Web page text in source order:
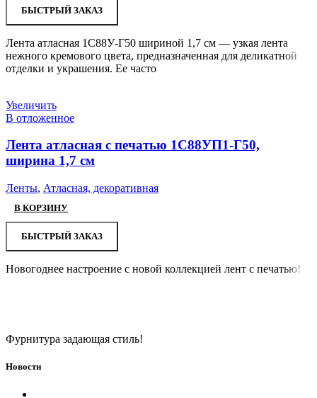
БЫСТРЫЙ ЗАКАЗ
Лента атласная 1С88У-Г50 шириной 1,7 см — узкая лента
нежного кремового цвета, предназначенная для деликатной
отделки и украшения. Ее часто
Увеличить
В отложенное
Лента атласная с печатью 1С88УП1-Г50,
ширина 1,7 см
Ленты, Атласная, декоративная
В КОРЗИНУ
БЫСТРЫЙ ЗАКАЗ
Новогоднее настроение с новой коллекцией лент с печатью!
Фурнитура задающая стиль!
Новости